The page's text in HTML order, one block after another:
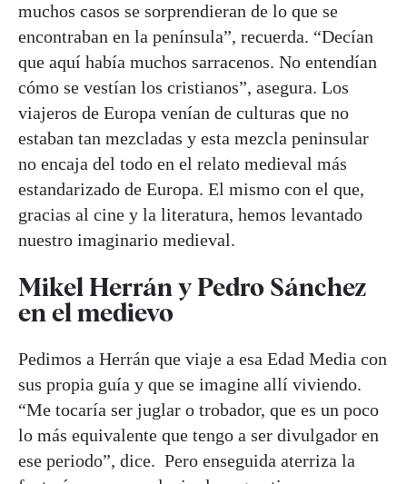
muchos casos se sorprendieran de lo que se
encontraban en la península”, recuerda. “Decían
que aquí había muchos sarracenos. No entendían
cómo se vestían los cristianos”, asegura. Los
viajeros de Europa venían de culturas que no
estaban tan mezcladas y esta mezcla peninsular
no encaja del todo en el relato medieval más
estandarizado de Europa. El mismo con el que,
gracias al cine y la literatura, hemos levantado
nuestro imaginario medieval.
Mikel Herrán y Pedro Sánchez
en el medievo
Pedimos a Herrán que viaje a esa Edad Media con
sus propia guía y que se imagine allí viviendo.
“Me tocaría ser juglar o trobador, que es un poco
lo más equivalente que tengo a ser divulgador en
ese periodo”, dice. Pero enseguida aterriza la